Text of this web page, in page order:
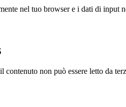
nel tuo browser e i dati di input
non può essere letto da